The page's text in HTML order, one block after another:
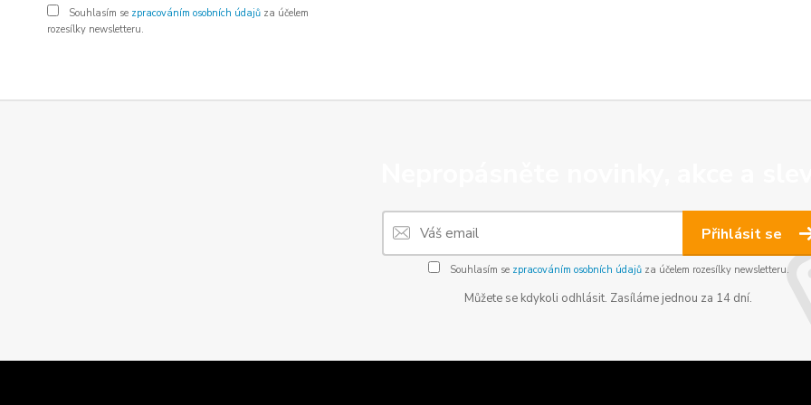
Souhlasím se zpracováním osobních údajů za účelem
rozesílky newsletteru.
Přihlásit se
Souhlasím se zpracováním osobních údajůza účelem rozesílky newsletteru.
Můžete se kdykoli odhlásit. Zasíláme jednou za 14 dní.